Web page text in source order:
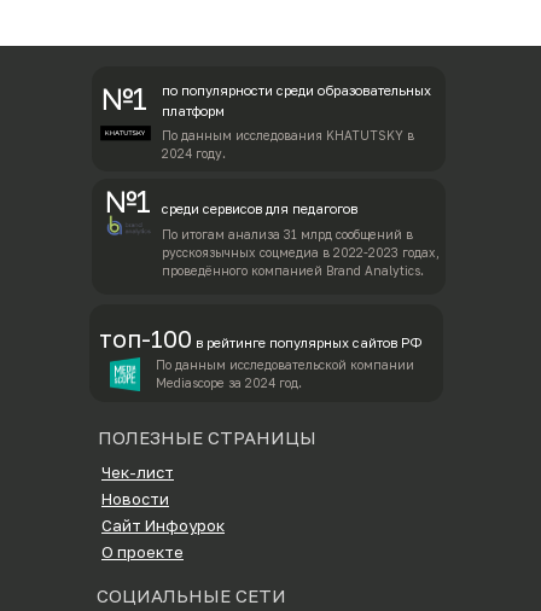
№1
по популярности среди образовательных
платформ
По данным исследования KHATUTSKY в
2024 году.
№1 среди сервисов для педагогов
По итогам анализа 31 млрд сообщений в
русскоязычных соцмедиа в 2022-2023 годах,
проведённого компанией Brand Analytics.
топ-100 в рейтинге популярных сайтов РФ
По данным исследовательской компании
Mediascope за 2024 год.
Новости
Сайт Инфоурок
Чек-лист
О проекте
СОЦИАЛЬНЫЕ СЕТИ
ПОЛЕЗНЫЕ СТРАНИЦЫ